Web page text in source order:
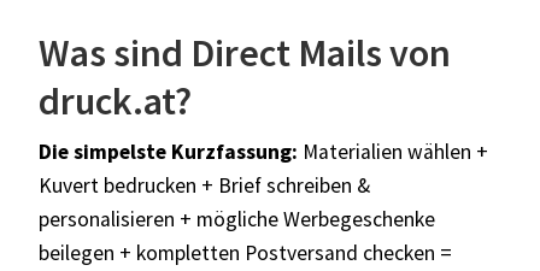
Was sind Direct Mails von
druck.at?
Die simpelste Kurzfassung: Materialien wählen +
Kuvert bedrucken + Brief schreiben &
personalisieren + mögliche Werbegeschenke
beilegen + kompletten Postversand checken =